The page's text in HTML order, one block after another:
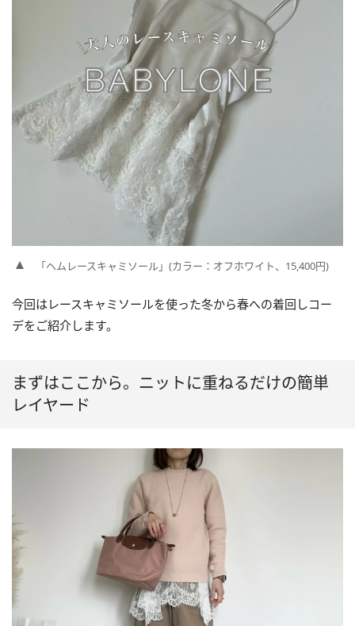
「ヘムレースキャミソール」(カラー：オフホワイト、15,400円)
今回はレースキャミソールを使った冬から春への着回しコー
デをご紹介します。
まずはここから。ニットに重ねるだけの簡単
レイヤード